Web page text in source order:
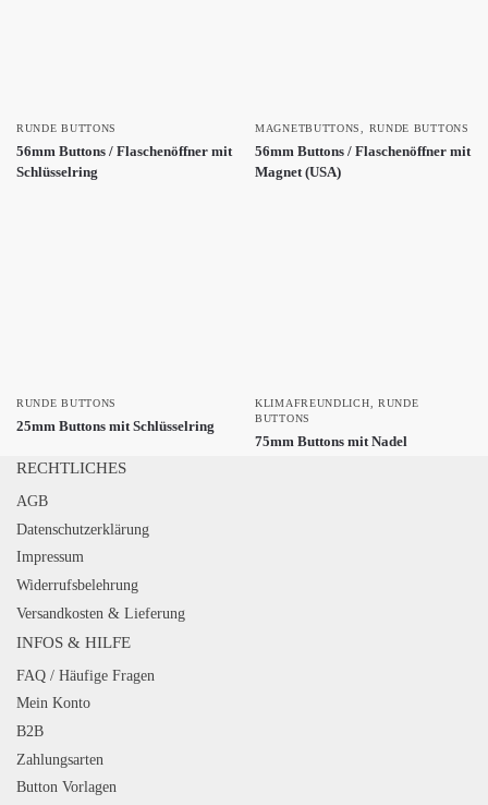
RUNDE BUTTONS
56mm Buttons / Flaschenöffner mit
Schlüsselring
MAGNETBUTTONS, RUNDE BUTTONS
56mm Buttons / Flaschenöffner mit
Magnet (USA)
RUNDE BUTTONS
25mm Buttons mit Schlüsselring
KLIMAFREUNDLICH, RUNDE
BUTTONS
75mm Buttons mit Nadel
RECHTLICHES
AGB
Datenschutzerklärung
Impressum
Widerrufsbelehrung
Versandkosten & Lieferung
INFOS & HILFE
FAQ / Häufige Fragen
Mein Konto
B2B
Zahlungsarten
Button Vorlagen